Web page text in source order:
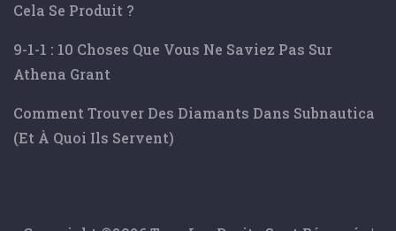
Cela Se Produit ?
9-1-1 : 10 Choses Que Vous Ne Saviez Pas Sur
Athena Grant
Comment Trouver Des Diamants Dans Subnautica
(et À Quoi Ils Servent)